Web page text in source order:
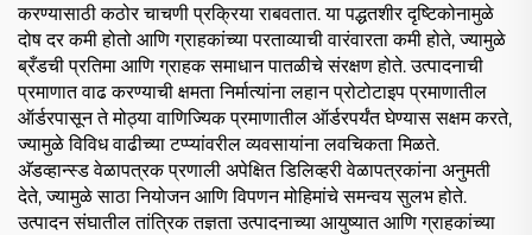
करण्यासाठी कठोर चाचणी प्रक्रिया राबवतात. या पद्धतशीर दृष्टिकोनामुळे
दोष दर कमी होतो आणि ग्राहकांच्या परताव्याची वारंवारता कमी होते, ज्यामुळे
ब्रँडची प्रतिमा आणि ग्राहक समाधान पातळीचे संरक्षण होते. उत्पादनाची
प्रमाणात वाढ करण्याची क्षमता निर्मात्यांना लहान प्रोटोटाइप प्रमाणातील
ऑर्डरपासून ते मोठ्या वाणिज्यिक प्रमाणातील ऑर्डरपर्यंत घेण्यास सक्षम करते,
ज्यामुळे विविध वाढीच्या टप्प्यांवरील व्यवसायांना लवचिकता मिळते.
अ‍ॅडव्हान्स्ड वेळापत्रक प्रणाली अपेक्षित डिलिव्हरी वेळापत्रकांना अनुमती
देते, ज्यामुळे साठा नियोजन आणि विपणन मोहिमांचे समन्वय सुलभ होते.
उत्पादन संघातील तांत्रिक तज्ञता उत्पादनाच्या आयुष्यात आणि ग्राहकांच्या